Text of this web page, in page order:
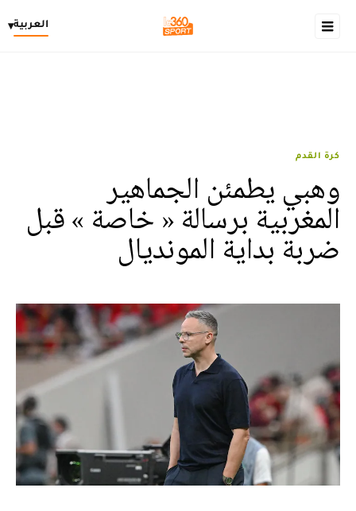
العربية▾
كرة القدم
وهبي يطمئن الجماهير
المغربية برسالة « خاصة » قبل
ضربة بداية المونديال